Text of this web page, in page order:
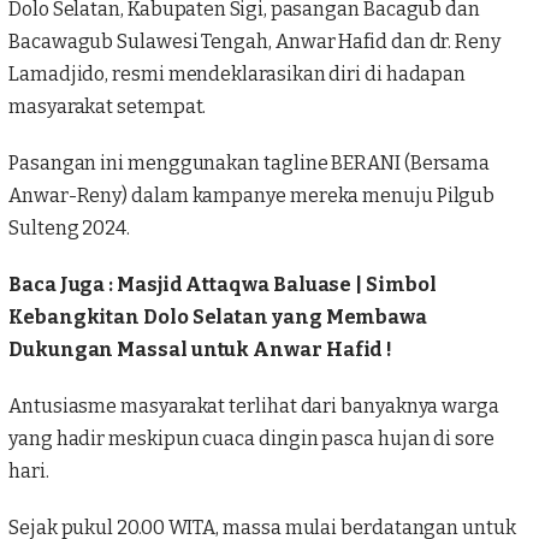
Dolo Selatan, Kabupaten Sigi, pasangan Bacagub dan
Bacawagub Sulawesi Tengah, Anwar Hafid dan dr. Reny
Lamadjido, resmi mendeklarasikan diri di hadapan
masyarakat setempat.
Pasangan ini menggunakan tagline BERANI (Bersama
Anwar-Reny) dalam kampanye mereka menuju Pilgub
Sulteng 2024.
Baca Juga : Masjid Attaqwa Baluase | Simbol
Kebangkitan Dolo Selatan yang Membawa
Dukungan Massal untuk Anwar Hafid !
Antusiasme masyarakat terlihat dari banyaknya warga
yang hadir meskipun cuaca dingin pasca hujan di sore
hari.
Sejak pukul 20.00 WITA, massa mulai berdatangan untuk